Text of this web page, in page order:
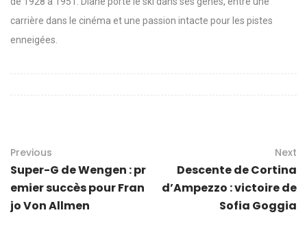
carrière dans le cinéma et une passion intacte pour les pistes
enneigées.
Previous
Super-G de Wengen : pr
emier succès pour Fran
jo Von Allmen
Next
Descente de Cortina
d’Ampezzo : victoire de
Sofia Goggia